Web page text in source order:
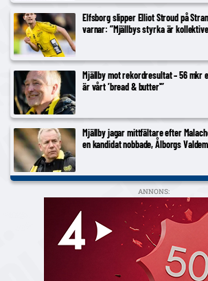
Elfsborg slipper Elliot Stroud på
varnar: ”Mjällbys styrka är
Mjällby mot rekordresultat – 56 mkr
är vårt ’bread & butter'”
Mjällby jagar mittfältare efter
en kandidat nobbade, Ålborgs
ANNONS: